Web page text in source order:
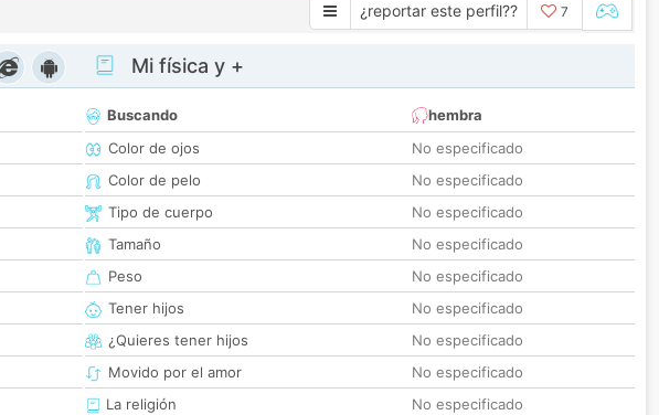
¿reportar este perfil?? 7
Mi física y +
Buscando
hembra
Color de ojos
No especificado
Color de pelo
No especificado
Tipo de cuerpo
No especificado
Tamaño
No especificado
Peso
No especificado
Tener hijos
No especificado
¿Quieres tener hijos
No especificado
Movido por el amor
No especificado
La religión
No especificado